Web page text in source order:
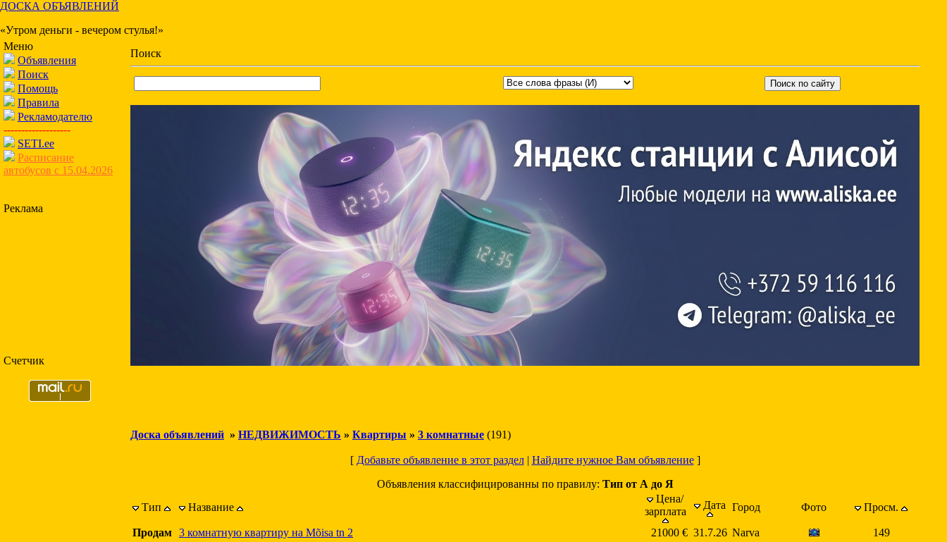
ДОСКА ОБЪЯВЛЕНИЙ
«Утром деньги - вечером стулья!»
Меню
Объявления
Поиск
Помощь
Правила
Рекламодателю
-------------------
SETI.ee
Расписание
автобусов с 15.04.2026
Реклама
Счетчик
Поиск
Доска объявлений » НЕДВИЖИМОСТЬ » Квартиры » 3 комнатные (191)
[ Добавьте объявление в этот раздел| Найдите нужное Вам объявление]
Объявления классифицированны по правилу: Тип от А до Я
Тип
Название
Цена/
зарплата
Дата Город Фото Просм.
Продам 3 комнатную квартиру на Mõisa tn 2 21000 € 31.7.26 Narva
149